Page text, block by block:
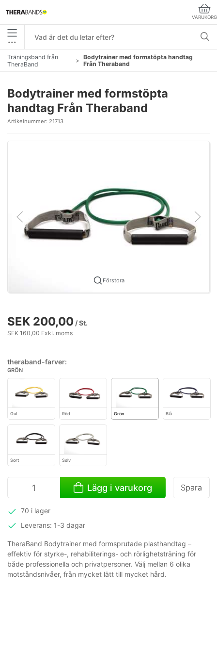
VARUKORG
•••
Träningsband från
TheraBand
Bodytrainer med formstöpta handtag
Från Theraband
Bodytrainer med formstöpta
handtag Från Theraband
Artikelnummer: 21713
Förstora
SEK 200,00 / St.
SEK 160,00 Exkl. moms
theraband-farver:
GRÖN
Gul Röd Grön Blå
Sort Sølv
Lägg i varukorg Spara
70 i lager
Leverans: 1-3 dagar
TheraBand Bodytrainer med formsprutade plasthandtag –
effektiv för styrke-, rehabiliterings- och rörlighetsträning för
både professionella och privatpersoner. Välj mellan 6 olika
motståndsnivåer, från mycket lätt till mycket hård.